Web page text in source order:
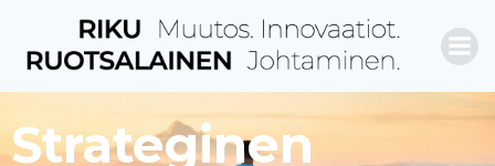
to
content
Strateginen